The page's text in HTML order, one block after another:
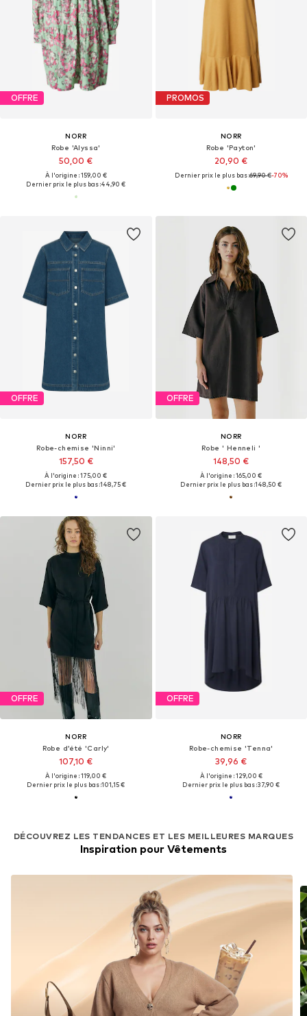
OFFRE
NORR
Robe 'Alyssa'
50,00 €
À l'origine : 159,00 €
Dernier prix le plus bas :44,90 €
PROMOS
NORR
Robe 'Payton'
20,90 €
Dernier prix le plus bas :69,90 €-70%
OFFRE
NORR
Robe-chemise 'Ninni'
157,50 €
À l'origine : 175,00 €
Dernier prix le plus bas :148,75 €
OFFRE
NORR
Robe ' Henneli '
148,50 €
À l'origine : 165,00 €
Dernier prix le plus bas :148,50 €
OFFRE
NORR
Robe d’été 'Carly'
107,10 €
À l'origine : 119,00 €
Dernier prix le plus bas :101,15 €
OFFRE
NORR
Robe-chemise 'Tenna'
39,96 €
À l'origine : 129,00 €
Dernier prix le plus bas :37,90 €
DÉCOUVREZ LES TENDANCES ET LES MEILLEURES MARQUES
Inspiration pour Vêtements